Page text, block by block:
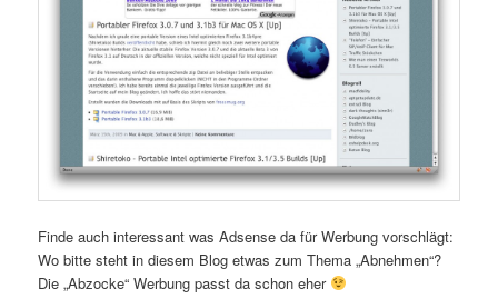
Finde auch interessant was Adsense da für Werbung vorschlägt:
Wo bitte steht in diesem Blog etwas zum Thema „Abnehmen“?
Die „Abzocke“ Werbung passt da schon eher